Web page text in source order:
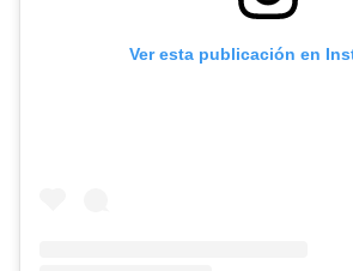
Ver esta publicación en